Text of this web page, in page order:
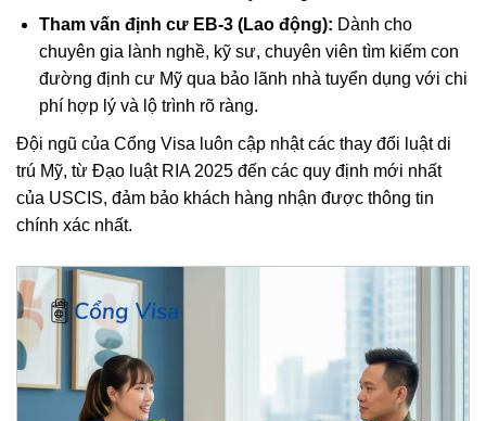
Tham vấn định cư EB-3 (Lao động): Dành cho
chuyên gia lành nghề, kỹ sư, chuyên viên tìm kiếm con
đường định cư Mỹ qua bảo lãnh nhà tuyển dụng với chi
phí hợp lý và lộ trình rõ ràng.
Đội ngũ của Cổng Visa luôn cập nhật các thay đổi luật di
trú Mỹ, từ Đạo luật RIA 2025 đến các quy định mới nhất
của USCIS, đảm bảo khách hàng nhận được thông tin
chính xác nhất.